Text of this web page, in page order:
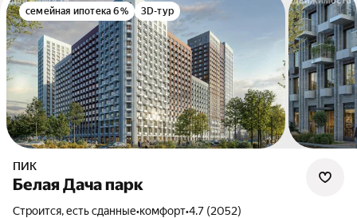
семейная ипотека 6% 3D-тур
ПИК
Белая Дача парк
Строится, есть сданные•комфорт•4.7 (2052)